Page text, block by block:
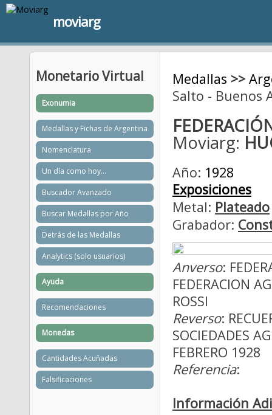
moviarg
Medallas >>
Salto - Buenos
Moviarg:
Año: 1928
Exposiciones
Metal: Plateado
Grabador:
Anverso:
FEDERACION
ROSSI
Reverso:
SOCIEDADES
FEBRERO 1928
Referencia:
Información
Monetario Virtual
Exonumia
Medallas y Fichas de Argentina
Nomenclatura
Un día como hoy...
Buscador Avanzado
Buscar Medallas por Año
Detrás de las Medallas
Analytics (solo usuarios)
Ayuda
Recomendaciones
Monedas
Cantidades Acuñadas
Falsificaciones